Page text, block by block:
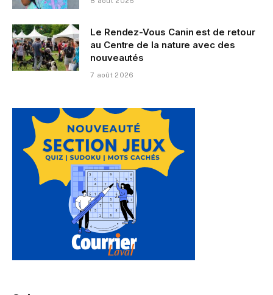
Le Rendez-Vous Canin est de retour
au Centre de la nature avec des
nouveautés
7 août 2026